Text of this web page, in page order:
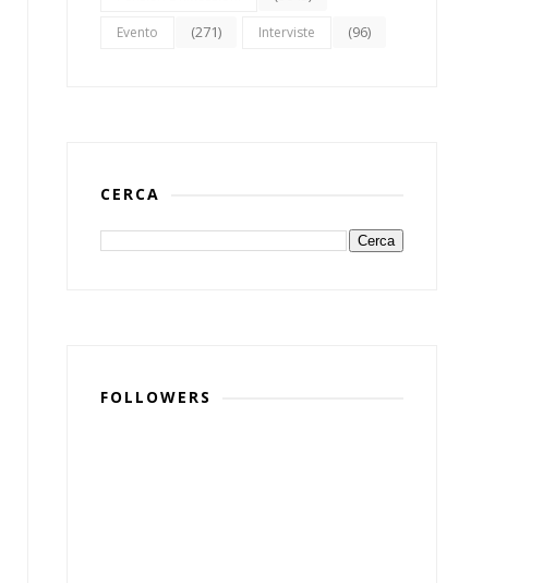
Evento (271) Interviste (96)
CERCA
FOLLOWERS